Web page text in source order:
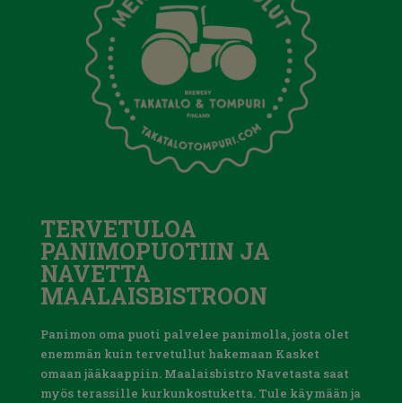
TERVETULOA
PANIMOPUOTIIN JA
NAVETTA
MAALAISBISTROON
Panimon oma puoti palvelee panimolla, josta olet
enemmän kuin tervetullut hakemaan Kasket
omaan jääkaappiin. Maalaisbistro Navetasta saat
myös terassille kurkunkostuketta. Tule käymään ja